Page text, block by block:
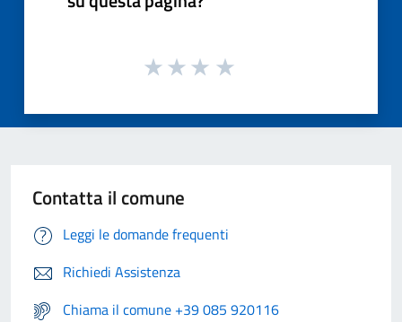
Contatta il comune
Leggi le domande frequenti
Richiedi Assistenza
Chiama il comune +39 085 920116